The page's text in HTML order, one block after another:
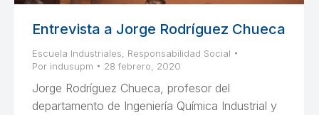
Entrevista a Jorge Rodríguez Chueca
Escuela Industriales, Responsabilidad Social
Por indusupm 28 febrero, 2020
Jorge Rodríguez Chueca, profesor del
departamento de Ingeniería Química Industrial y